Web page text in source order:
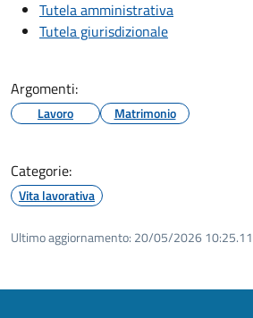
Tutela amministrativa
Tutela giurisdizionale
Argomenti:
Lavoro Matrimonio
Categorie:
Vita lavorativa
Ultimo aggiornamento: 20/05/2026 10:25.11